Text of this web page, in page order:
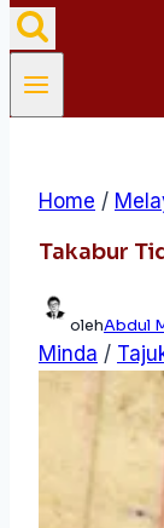
Home /
Takabur
olehAbdul
Minda /